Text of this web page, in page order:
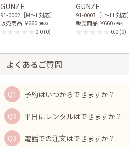
GUNZE
91-0002［M〜L対応］
販売商品 ￥660 (税込)
0.0(0)
GUNZE
91-0003［L〜LL対応］
販売商品 ￥660 (税込)
0.0(0)
よくあるご質問
予約はいつからできますか？
平日にレンタルはできますか？
電話での注文はできますか？